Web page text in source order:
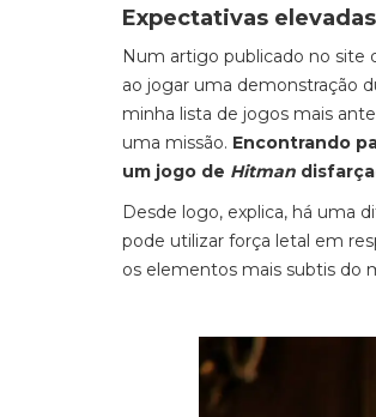
Expectativas elevadas
Num artigo publicado no site
ao jogar uma demonstração
minha lista de jogos mais
uma missão. Encontrando
um jogo de Hitman
Desde logo, explica, há uma
pode utilizar força letal em
os elementos mais subtis do